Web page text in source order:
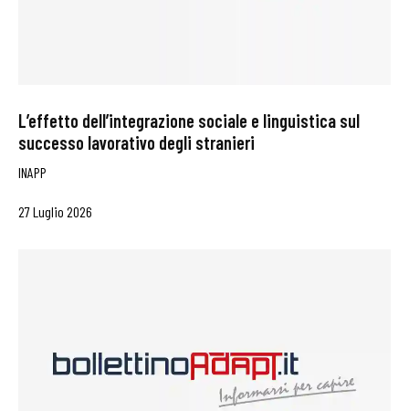
L’effetto dell’integrazione sociale e linguistica sul
successo lavorativo degli stranieri
INAPP
27 Luglio 2026